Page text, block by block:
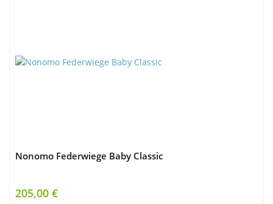
Nonomo Federwiege Baby Classic
205,00 €